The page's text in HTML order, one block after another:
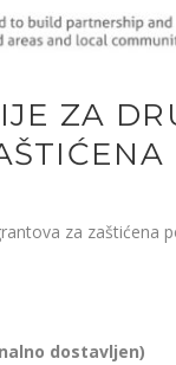
ZA
za zaštićena
dostavljen)